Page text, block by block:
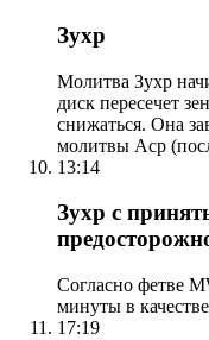
Зухр
Молитва Зухр
диск пересечет
снижаться. Она
молитвы Аср
13:14
Зухр с
Согласно фетве
минуты в
17:19